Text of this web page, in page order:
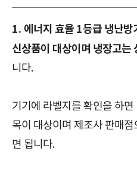
1. 에너지 효율 1등급 냉난
신상품이 대상이며 냉장고는
니다.
기기에 라벨지를 확인을 하
목이 대상이며 제조사 판매
면 됩니다.